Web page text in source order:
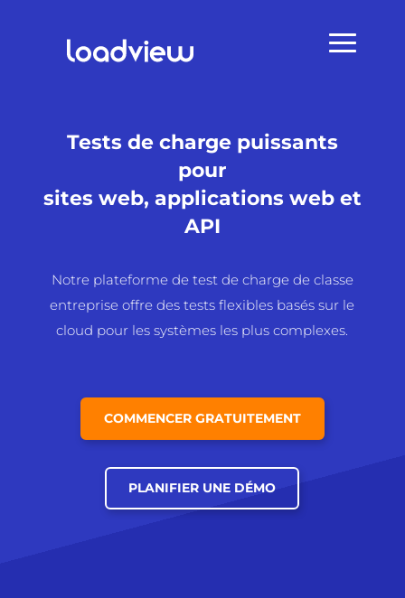
Tests de charge puissants
pour
sites web, applications web et
API
Notre plateforme de test de charge de classe
entreprise offre des tests flexibles basés sur le
cloud pour les systèmes les plus complexes.
COMMENCER GRATUITEMENT
PLANIFIER UNE DÉMO